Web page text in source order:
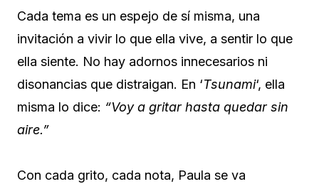
Cada tema es un espejo de sí misma, una
invitación a vivir lo que ella vive, a sentir lo que
ella siente. No hay adornos innecesarios ni
disonancias que distraigan. En ‘Tsunami‘, ella
misma lo dice: “Voy a gritar hasta quedar sin
aire.”
Con cada grito, cada nota, Paula se va